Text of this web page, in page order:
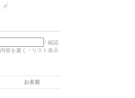
確認
内容を書く
リスト表示
お名前